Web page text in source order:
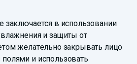
заключается в использовании
и защиты от
желательно закрывать лицо
и использовать